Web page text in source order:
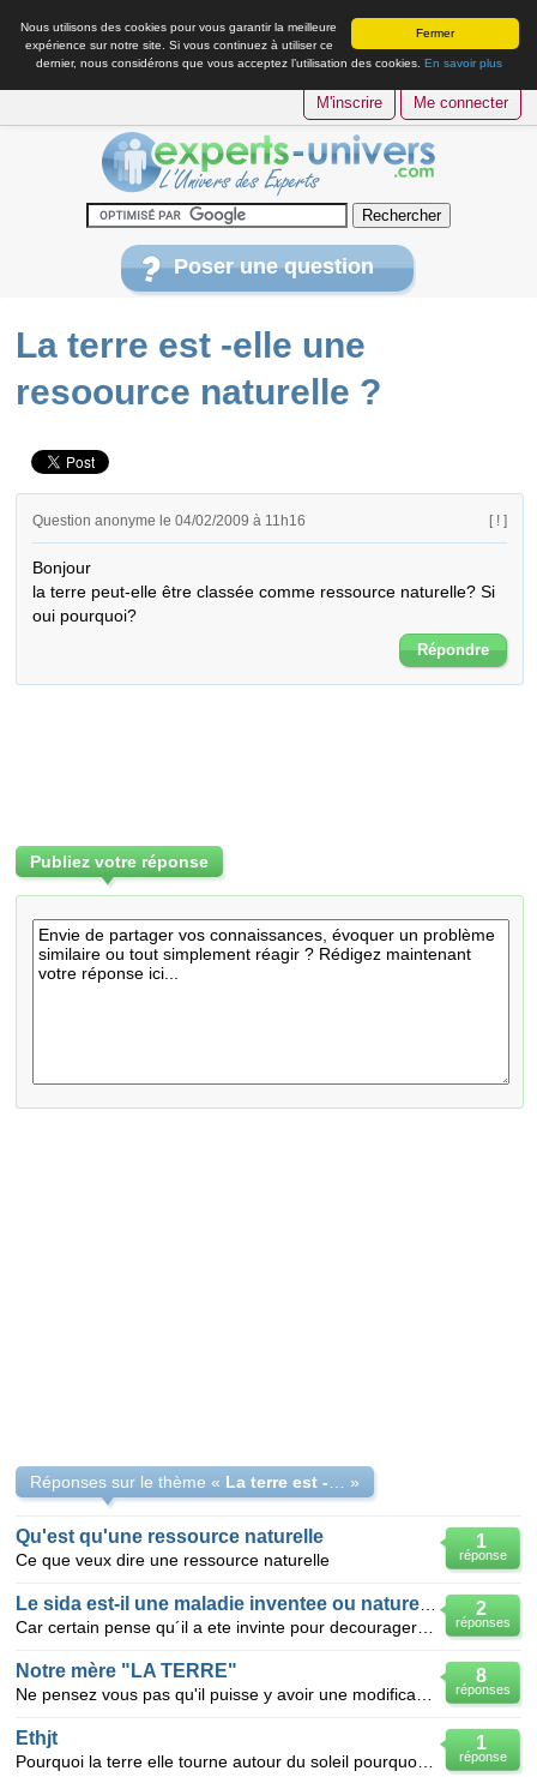
Fermer
Nous utilisons des cookies pour vous garantir la meilleure
expérience sur notre site. Si vous continuez à utiliser ce
dernier, nous considérons que vous acceptez l’utilisation des cookies. En savoir plus
M'inscrire Me connecter
Poser une question
La terre est -elle une
resoource naturelle ?
Question anonyme le 04/02/2009 à 11h16 [ ! ]
Bonjour
la terre peut-elle être classée comme ressource naturelle? Si
oui pourquoi?
Répondre
Publiez votre réponse
Réponses sur le thème « »
1
réponse
Qu'est qu'une ressource naturelle
Ce que veux dire une ressource naturelle
2
réponses
8
réponses
Notre mère "LA TERRE"
1
réponse
Ethjt